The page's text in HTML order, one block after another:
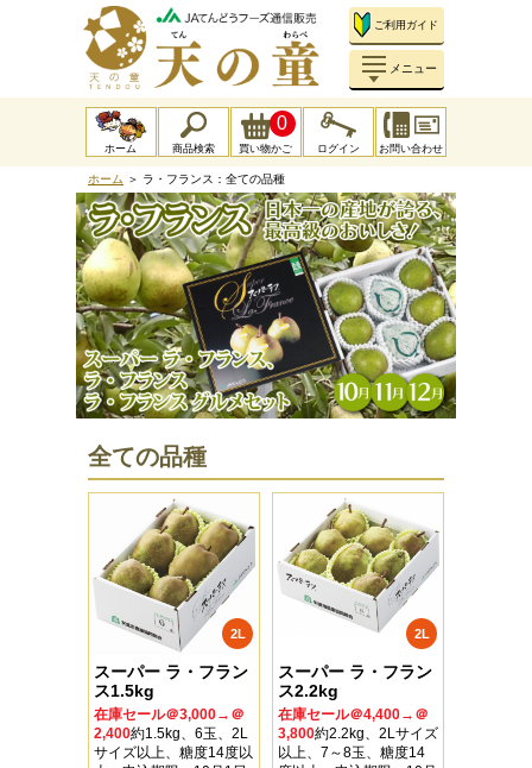
ご利用ガイド
メニュー
ホーム 商品検索 買い物かご
0
ログイン お問い合わせ
ホーム ＞ ラ・フランス：全ての品種
全ての品種
2L
スーパー ラ・フラン
ス1.5kg
在庫セール＠3,000→＠
2,400約1.5kg、6玉、2L
サイズ以上、糖度14度以
2L
スーパー ラ・フラン
ス2.2kg
在庫セール＠4,400→＠
3,800約2.2kg、2Lサイズ
以上、7～8玉、糖度14